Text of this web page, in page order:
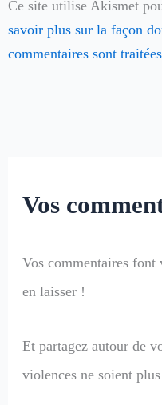
Ce site utilise Akismet
savoir plus sur la façon
commentaires sont traitées
Vos
Vos commentaires font
en laisser !
Et partagez autour de
violences ne soient